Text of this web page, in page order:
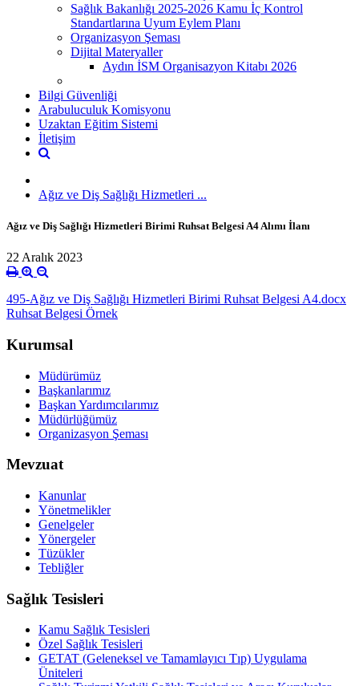
Sağlık Bakanlığı 2025-2026 Kamu İç Kontrol
Standartlarına Uyum Eylem Planı
Organizasyon Şeması
Dijital Materyaller
Aydın İSM Organisazyon Kitabı 2026
Bilgi Güvenliği
Arabuluculuk Komisyonu
Uzaktan Eğitim Sistemi
İletişim
Ağız ve Diş Sağlığı Hizmetleri ...
Ağız ve Diş Sağlığı Hizmetleri Birimi Ruhsat Belgesi A4 Alımı İlanı
22 Aralık 2023
495-Ağız ve Diş Sağlığı Hizmetleri Birimi Ruhsat Belgesi A4.docx
Ruhsat Belgesi Örnek
Kurumsal
Müdürümüz
Başkanlarımız
Başkan Yardımcılarımız
Müdürlüğümüz
Organizasyon Şeması
Mevzuat
Kanunlar
Yönetmelikler
Genelgeler
Yönergeler
Tüzükler
Tebliğler
Sağlık Tesisleri
Kamu Sağlık Tesisleri
Özel Sağlık Tesisleri
GETAT (Geleneksel ve Tamamlayıcı Tıp) Uygulama
Üniteleri